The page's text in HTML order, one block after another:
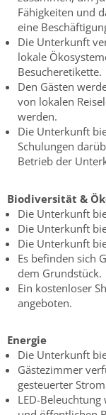
Fähigkeiten und
eine
Die Unterkunft
lokale
Besucheretikette.
Den Gästen
von lokalen
werden.
Die Unterkunft
Schulungen
Betrieb der
Biodiversität &
Die Unterkunft
Die Unterkunft
Die Unterkunft
Es befinden sich
dem Grundstück.
Ein kostenloser
angeboten.
Energie
Die Unterkunft
Gästezimmer
gesteuerter
LED-